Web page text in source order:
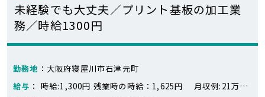
未経験でも大丈夫／プリント基板の加工業
務／時給1300円
勤務地 ：大阪府寝屋川市石津元町
給与 ： 時給:1,300円 残業時の時給：1,625円 月収例:21万円～23万円 ※218,400円～283,400円（21日勤務、残業なし～残業10時間の場合） 時給1300円×8時間×21日＝218,400円 残業10時間＝16,250円 ※目安です。